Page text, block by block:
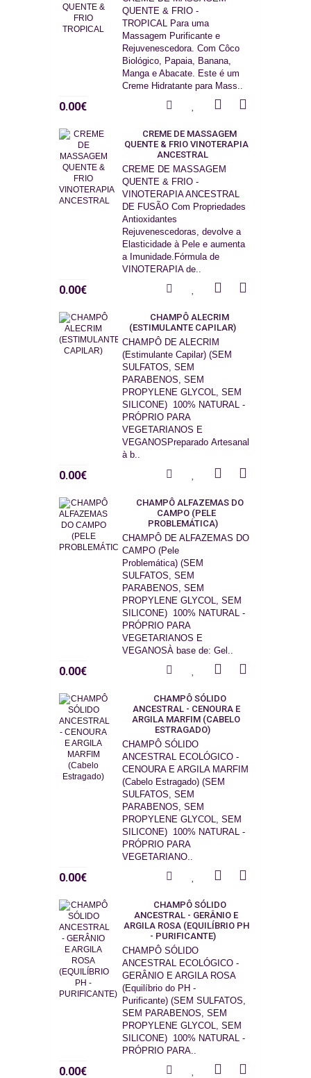
QUENTE & FRIO -
TROPICAL Para uma
Massagem Purificante e
Rejuvenescedora. Com Côco
Biológico, Papaia, Banana,
Manga e Abacate. Este é um
Creme Hidratante para Mass..
0.00€
CREME DE MASSAGEM
QUENTE & FRIO VINOTERAPIA
ANCESTRAL
CREME DE MASSAGEM
QUENTE & FRIO -
VINOTERAPIA ANCESTRAL
DE FUSÃO Com Propriedades
Antioxidantes
Rejuvenescedoras, devolve a
Elasticidade à Pele e aumenta
a Imunidade.Fórmula de
VINOTERAPIA de..
0.00€
CHAMPÔ ALECRIM
(ESTIMULANTE CAPILAR)
CHAMPÔ DE ALECRIM
(Estimulante Capilar) (SEM
SULFATOS, SEM
PARABENOS, SEM
PROPYLENE GLYCOL, SEM
SILICONE) 100% NATURAL -
PRÓPRIO PARA
VEGETARIANOS E
VEGANOSPreparado Artesanal
à b..
0.00€
CHAMPÔ ALFAZEMAS DO
CAMPO (PELE
PROBLEMÁTICA)
CHAMPÔ DE ALFAZEMAS DO
CAMPO (Pele
Problemática) (SEM
SULFATOS, SEM
PARABENOS, SEM
PROPYLENE GLYCOL, SEM
SILICONE) 100% NATURAL -
PRÓPRIO PARA
VEGETARIANOS E
VEGANOSÀ base de: Gel..
0.00€
CHAMPÔ SÓLIDO
ANCESTRAL - CENOURA E
ARGILA MARFIM (CABELO
ESTRAGADO)
CHAMPÔ SÓLIDO
ANCESTRAL ECOLÓGICO -
CENOURA E ARGILA MARFIM
(Cabelo Estragado) (SEM
SULFATOS, SEM
PARABENOS, SEM
PROPYLENE GLYCOL, SEM
SILICONE) 100% NATURAL -
PRÓPRIO PARA
VEGETARIANO..
0.00€
CHAMPÔ SÓLIDO
ANCESTRAL - GERÂNIO E
ARGILA ROSA (EQUILÍBRIO PH
- PURIFICANTE)
CHAMPÔ SÓLIDO
ANCESTRAL ECOLÓGICO -
GERÂNIO E ARGILA ROSA
(Equilíbrio do PH -
Purificante) (SEM SULFATOS,
SEM PARABENOS, SEM
PROPYLENE GLYCOL, SEM
SILICONE) 100% NATURAL -
PRÓPRIO PARA..
0.00€